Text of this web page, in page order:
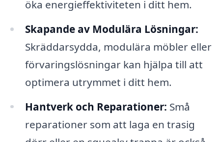
öka energieffektiviteten i ditt hem.
Skapande av Modulära Lösningar:
Skräddarsydda, modulära möbler eller
förvaringslösningar kan hjälpa till att
optimera utrymmet i ditt hem.
Hantverk och Reparationer: Små
reparationer som att laga en trasig